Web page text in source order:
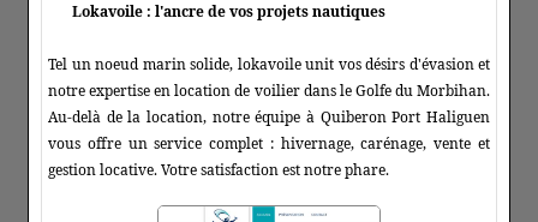
Lokavoile : l'ancre de vos projets nautiques
Tel un noeud marin solide, lokavoile unit vos désirs d'évasion et
notre expertise en location de voilier dans le Golfe du Morbihan.
Au-delà de la location, notre équipe à Quiberon Port Haliguen
vous offre un service complet : hivernage, carénage, vente et
gestion locative. Votre satisfaction est notre phare.